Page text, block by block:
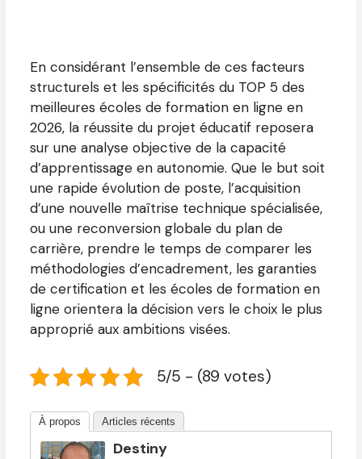
En considérant l’ensemble de ces facteurs
structurels et les spécificités du TOP 5 des
meilleures écoles de formation en ligne en
2026, la réussite du projet éducatif reposera
sur une analyse objective de la capacité
d’apprentissage en autonomie. Que le but soit
une rapide évolution de poste, l’acquisition
d’une nouvelle maîtrise technique spécialisée,
ou une reconversion globale du plan de
carrière, prendre le temps de comparer les
méthodologies d’encadrement, les garanties
de certification et les écoles de formation en
ligne orientera la décision vers le choix le plus
approprié aux ambitions visées.
5/5 - (89 votes)
À propos Articles récents
Destiny